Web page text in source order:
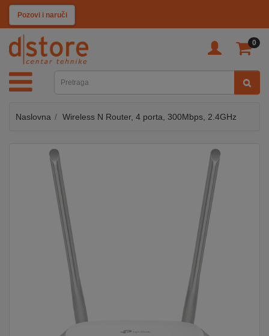
Pozovi i naruči
0
KATEGORIJE
TV
SAT
MOBILNI
Naslovna Wireless N Router, 4 porta, 300Mbps, 2.4GHz